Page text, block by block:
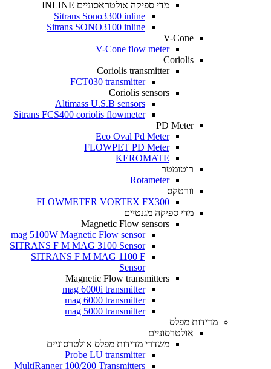
מדי ספיקה אולטראסוניים INLINE
Sitrans Sono3300 inline
Sitrans SONO3100 inline
V-Cone
V-Cone flow meter
Coriolis
Coriolis transmitter
FCT030 transmitter
Coriolis sensors
Altimass U.S.B sensors
Sitrans FCS400 coriolis flowmeter
PD Meter
Eco Oval Pd Meter
FLOWPET PD Meter
KEROMATE
רוטומטר
Rotameter
וורטקס
FLOWMETER VORTEX FX300
מדי ספיקה מגנטיים
Magnetic Flow sensors
mag 5100W Magnetic Flow sensor
SITRANS F M MAG 3100 Sensor
SITRANS F M MAG 1100 F
Sensor
Magnetic Flow transmitters
mag 6000i transmitter
mag 6000 transmitter
mag 5000 transmitter
מדידות מפלס
אולטרסוניים
משדרי מדידות מפלס אולטרסוניים
Probe LU transmitter
MultiRanger 100/200 Transmitters